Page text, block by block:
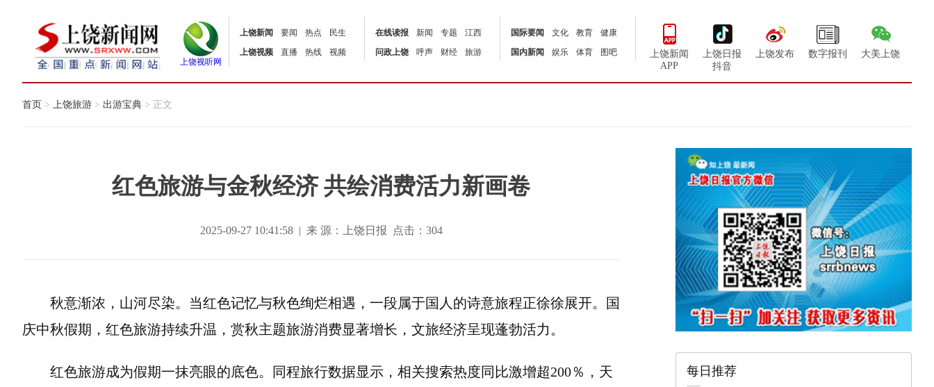
上饶视听网
上饶新闻 要闻 热点
民生
上饶视频
直播 热线 视频
在线读报 新闻 专题
江西
问政上饶
呼声 财经 旅游
国际要闻 文化 教育
健康
国内新闻
娱乐 体育 图吧
上饶新闻
APP
上饶日报
抖音
上饶发布 数字报刊 大美上饶
首页 > 上饶旅游 > 出游宝典 > 正文
红色旅游与金秋经济 共绘消费活力新画卷
2025-09-27 10:41:58 | 来 源：上饶日报 点击： 304
秋意渐浓，山河尽染。当红色记忆与秋色绚烂相遇，一段属于国人的诗意旅程正徐徐展开。国
庆中秋假期，红色旅游持续升温，赏秋主题旅游消费显著增长，文旅经济呈现蓬勃活力。
红色旅游成为假期一抹亮眼的底色。同程旅行数据显示，相关搜索热度同比激增超200％，天
每日推荐